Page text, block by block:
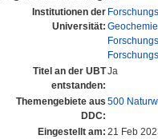
Institutionen der
Universität:
Titel an der UBT
entstanden:
Ja
Themengebiete aus
DDC:
500
Eingestellt am: 21 Feb